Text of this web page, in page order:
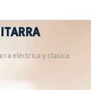
eléctrica y clasica